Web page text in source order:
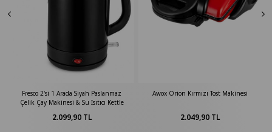
Fresco 2'si 1 Arada Siyah Paslanmaz
Çelik Çay Makinesi & Su Isıtıcı Kettle
2.099,90 TL
Awox Orion Kırmızı Tost Makinesi
2.049,90 TL